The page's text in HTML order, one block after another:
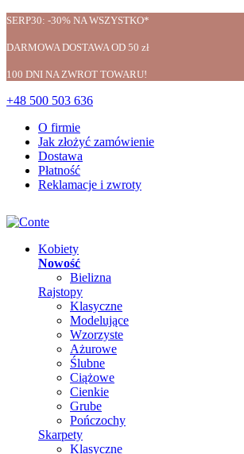
SERP30: -30% NA WSZYSTKO*
DARMOWA DOSTAWA OD 50 zł
100 DNI NA ZWROT TOWARU!
+48 500 503 636
O firmie
Jak złożyć zamówienie
Dostawa
Płatność
Reklamacje i zwroty
Kobiety
Nowość
Bielizna
Rajstopy
Klasyczne
Modelujące
Wzorzyste
Ażurowe
Ślubne
Ciążowe
Cienkie
Grube
Pończochy
Skarpety
Klasyczne